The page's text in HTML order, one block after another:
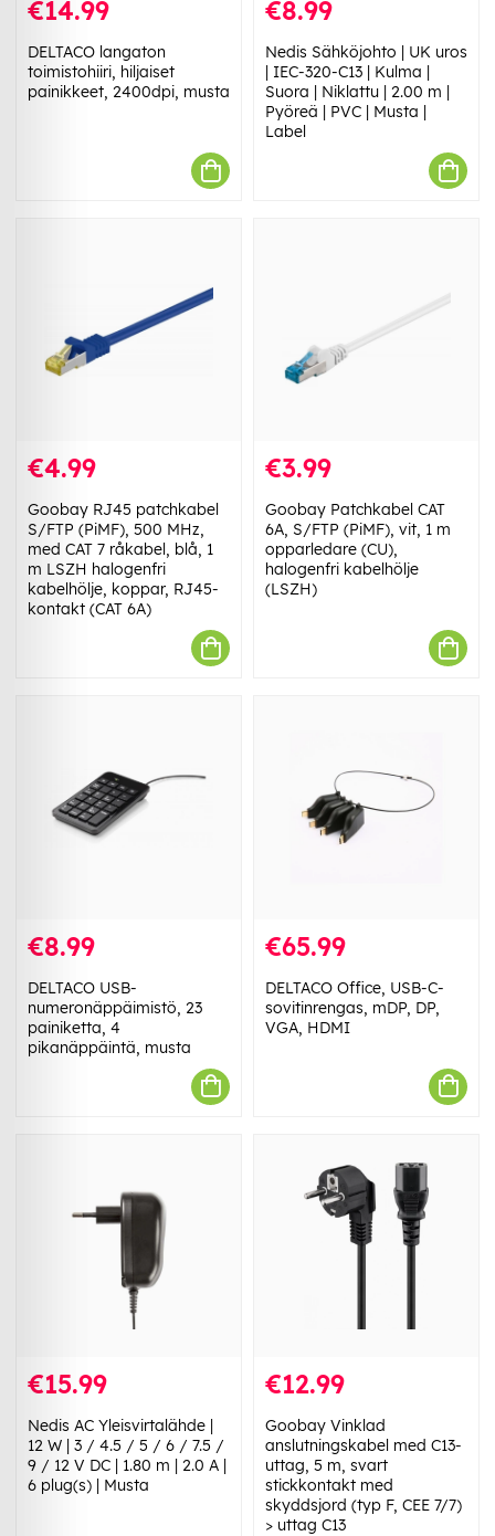
€14.99
DELTACO langaton
toimistohiiri, hiljaiset
painikkeet, 2400dpi, musta
€8.99
Nedis Sähköjohto | UK uros
| IEC-320-C13 | Kulma |
Suora | Niklattu | 2.00 m |
Pyöreä | PVC | Musta |
Label
€4.99
Goobay RJ45 patchkabel
S/FTP (PiMF), 500 MHz,
med CAT 7 råkabel, blå, 1
m LSZH halogenfri
kabelhölje, koppar, RJ45-
kontakt (CAT 6A)
€3.99
Goobay Patchkabel CAT
6A, S/FTP (PiMF), vit, 1 m
opparledare (CU),
halogenfri kabelhölje
(LSZH)
€8.99
DELTACO USB-
numeronäppäimistö, 23
painiketta, 4
pikanäppäintä, musta
€65.99
DELTACO Office, USB-C-
sovitinrengas, mDP, DP,
VGA, HDMI
€15.99
Nedis AC Yleisvirtalähde |
12 W | 3 / 4.5 / 5 / 6 / 7.5 /
9 / 12 V DC | 1.80 m | 2.0 A |
6 plug(s) | Musta
€12.99
Goobay Vinklad
anslutningskabel med C13-
uttag, 5 m, svart
stickkontakt med
skyddsjord (typ F, CEE 7/7)
> uttag C13